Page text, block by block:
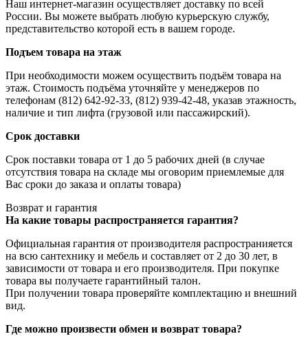
Наш интернет-магазин осуществляет доставку по всей
России. Вы можете выбрать любую курьерскую службу,
представительство которой есть в вашем городе.
Подъем товара на этаж
При необходимости можем осуществить подъём товара на
этаж. Стоимость подъёма уточняйте у менеджеров по
телефонам (812) 642-92-33, (812) 939-42-48, указав этажность,
наличие и тип лифта (грузовой или пассажирский).
Срок доставки
Срок поставки товара от 1 до 5 рабочих дней (в случае
отсутствия товара на складе мы оговорим приемлемые для
Вас сроки до заказа и оплаты товара)
Возврат и гарантия
На какие товары распространяется гарантия?
Официальная гарантия от производителя распространияется
на всю сантехнику и мебель и составляет от 2 до 30 лет, в
зависимости от товара и его производителя. При покупке
товара вы получаете гарантийный талон.
При получении товара проверяйте комплектацию и внешний
вид.
Где можно произвести обмен и возврат товара?